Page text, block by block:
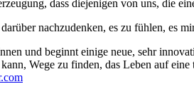
dass diejenigen von uns, die
nachzudenken, es zu fühlen, es
und beginnt einige neue, sehr
kann, Wege zu finden, das Leben auf